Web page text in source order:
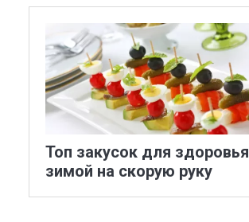
Топ закусок для здоровья
зимой на скорую руку